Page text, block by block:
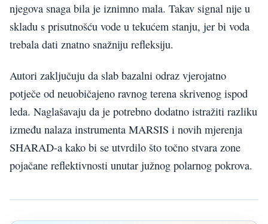
njegova snaga bila je iznimno mala. Takav signal nije u
skladu s prisutnošću vode u tekućem stanju, jer bi voda
trebala dati znatno snažniju refleksiju.
Autori zaključuju da slab bazalni odraz vjerojatno
potječe od neuobičajeno ravnog terena skrivenog ispod
leda. Naglašavaju da je potrebno dodatno istražiti razliku
između nalaza instrumenta MARSIS i novih mjerenja
SHARAD-a kako bi se utvrdilo što točno stvara zone
pojačane reflektivnosti unutar južnog polarnog pokrova.